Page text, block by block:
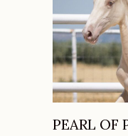
PEARL OF